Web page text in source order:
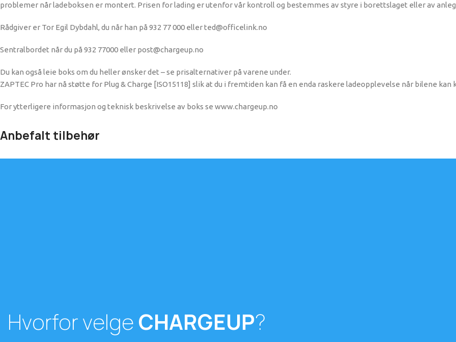
problemer når ladeboksen er montert. Prisen for lading er utenfor vår kontroll og bestemmes av styre i borettslaget eller av
Rådgiver er Tor Egil Dybdahl, du når han på 932 77 000 eller ted@officelink.no
Sentralbordet når du på 932 77000 eller post@chargeup.no
Du kan også leie boks om du heller ønsker det – se prisalternativer på varene under.
ZAPTEC Pro har nå støtte for Plug & Charge [ISO15118] slik at du i fremtiden kan få en enda raskere ladeopplevelse når bilene
For ytterligere informasjon og teknisk beskrivelse av boks se www.chargeup.no
Anbefalt tilbehør
Hvorfor velgeCHARGEUP?